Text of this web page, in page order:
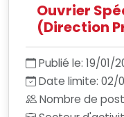
Ouvrier
(Direction
Publié le: 19/01/
Date limite: 02/
Nombre de